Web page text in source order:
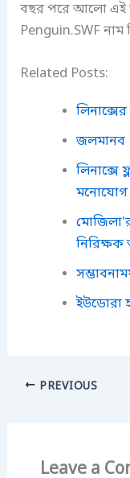
বছর পরে আলো এই
Penguin.SWF নাম
Related Posts:
জলমানব
লিনাক্সে
মনোযোগ
নিরিক্ষক
ইউডোরা
PREVIOUS
Leave a